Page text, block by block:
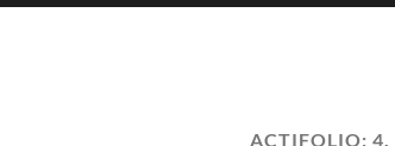
ACTIFOLIO: 4.